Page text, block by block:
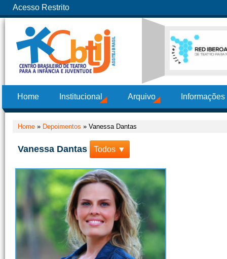
Acesso Restrito
Home Institucional Arquivo
Home » Depoimentos » Vanessa Dantas
Vanessa Dantas Todos ▼